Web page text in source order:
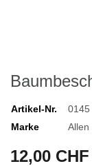
Artikel-Nr.
0145
Marke
Allen
12,00 CHF